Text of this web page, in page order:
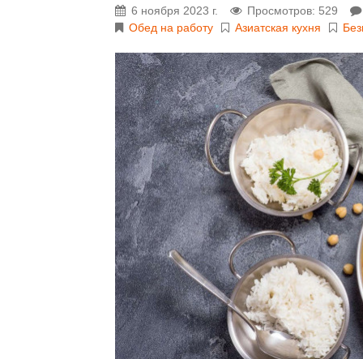
6 ноября 2023 г. Просмотров: 529
Обед на работу
Азиатская кухня